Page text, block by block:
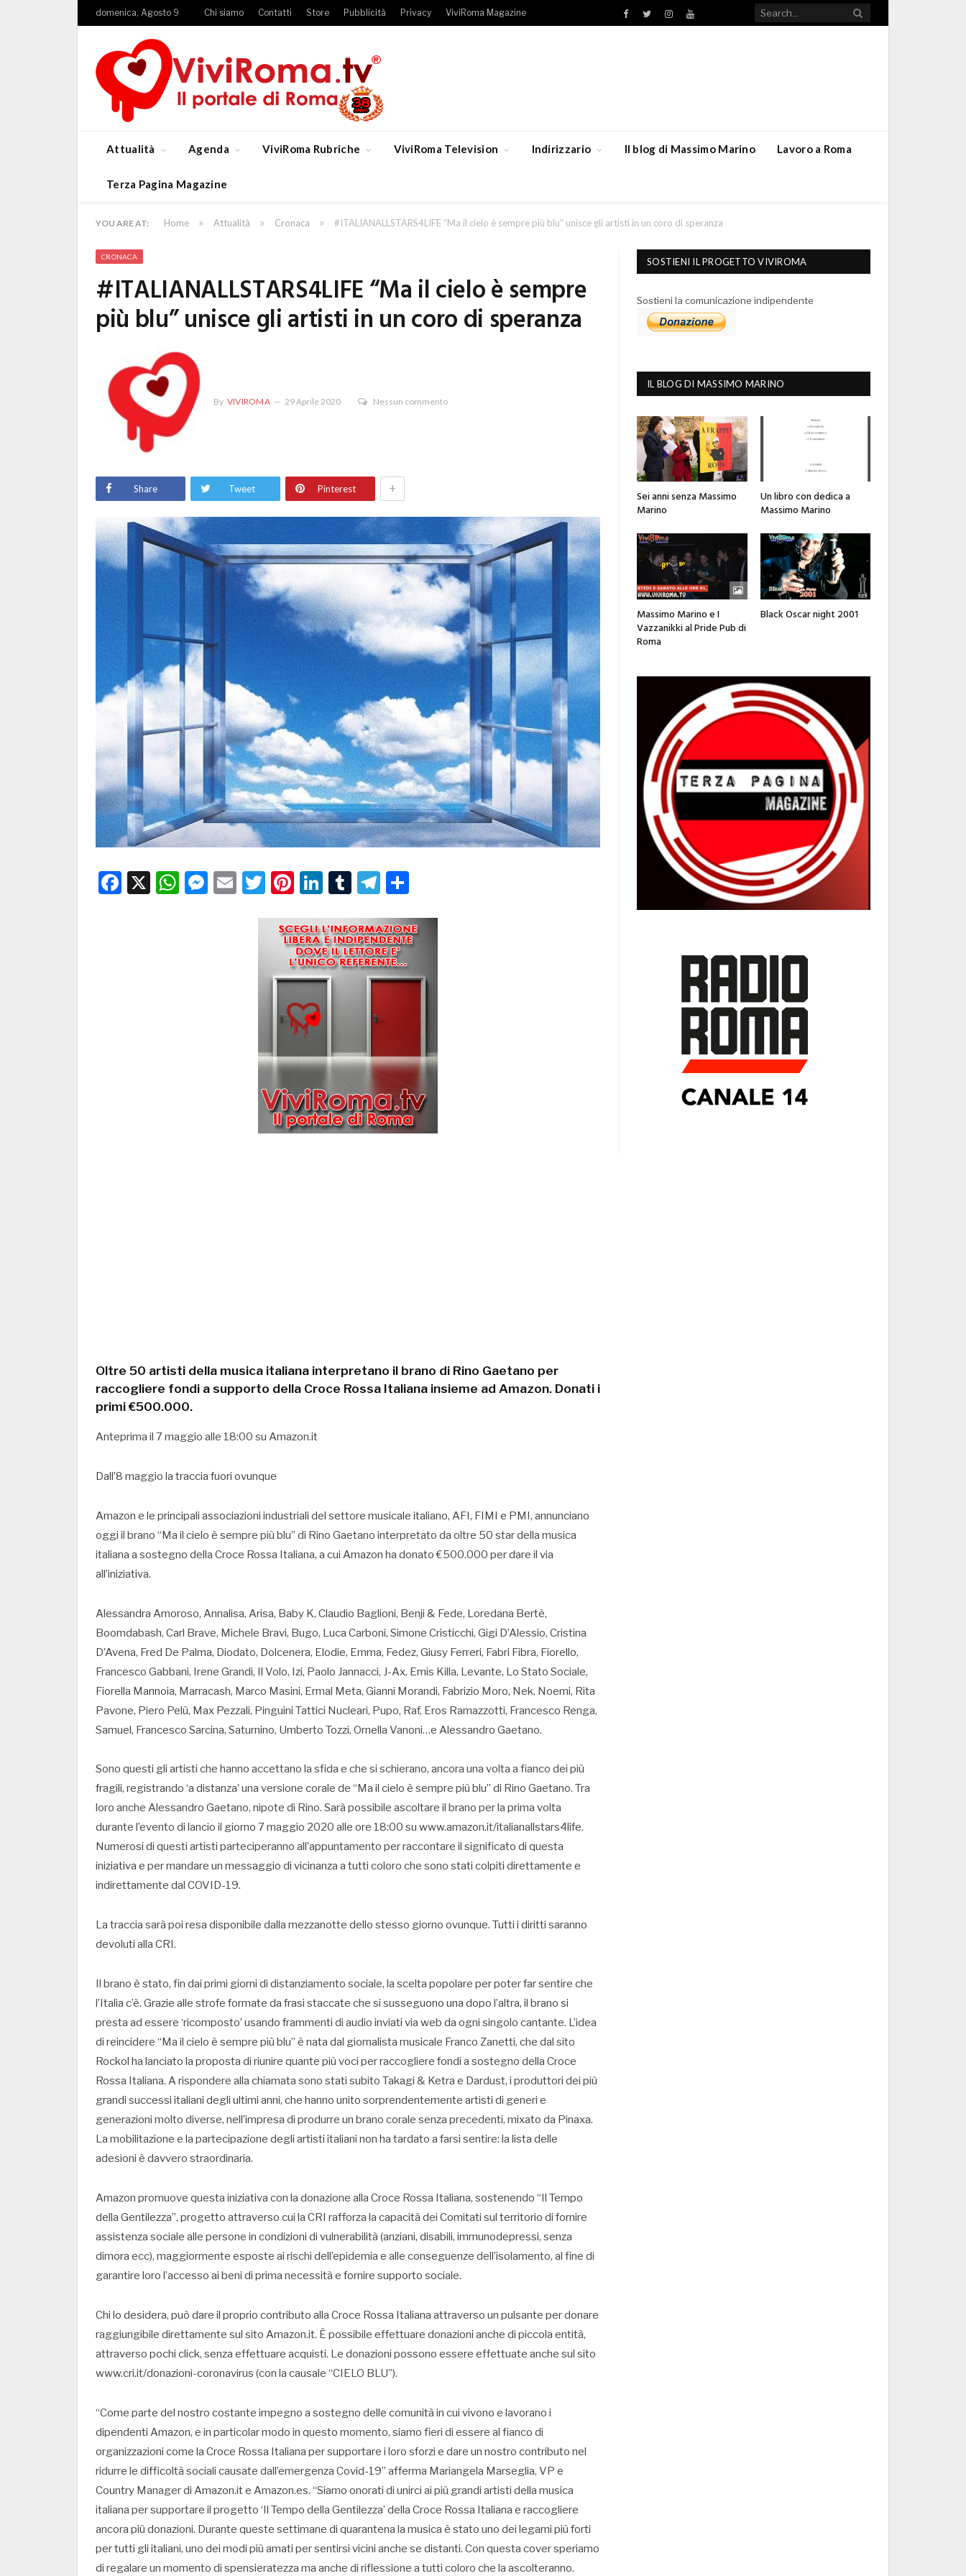
domenica, Agosto 9 Chi siamo Contatti Store Pubblicità Privacy ViviRoma Magazine Facebook
TwitterInstagramYouTube
Attualità Agenda ViviRoma Rubriche ViviRoma Television Indirizzario Il blog di Massimo Marino Lavoro a Roma
Terza Pagina Magazine
YOU ARE AT: Home » Attualità » Cronaca » #ITALIANALLSTARS4LIFE “Ma il cielo è sempre più blu” unisce gli artisti in un coro di speranza
CRONACA
#ITALIANALLSTARS4LIFE “Ma il cielo è sempre
più blu” unisce gli artisti in un coro di speranza
By VIVIROMA 29 Aprile 2020 Nessun commento
Share Tweet Pinterest +
Facebook
X WhatsApp
Messenger
EmailTwitter
Pinterest
LinkedIn
TumblrTelegram
Oltre 50 artisti della musica italiana interpretano il brano di Rino Gaetano per
raccogliere fondi a supporto della Croce Rossa Italiana insieme ad Amazon. Donati i
primi €500.000.
Anteprima il 7 maggio alle 18:00 su Amazon.it
Dall’8 maggio la traccia fuori ovunque
Amazon e le principali associazioni industriali del settore musicale italiano, AFI, FIMI e PMI, annunciano
oggi il brano “Ma il cielo è sempre più blu” di Rino Gaetano interpretato da oltre 50 star della musica
italiana a sostegno della Croce Rossa Italiana, a cui Amazon ha donato €500.000 per dare il via
all’iniziativa.
Alessandra Amoroso, Annalisa, Arisa, Baby K, Claudio Baglioni, Benji & Fede, Loredana Bertè,
Boomdabash, Carl Brave, Michele Bravi, Bugo, Luca Carboni, Simone Cristicchi, Gigi D’Alessio, Cristina
D’Avena, Fred De Palma, Diodato, Dolcenera, Elodie, Emma, Fedez, Giusy Ferreri, Fabri Fibra, Fiorello,
Francesco Gabbani, Irene Grandi, Il Volo, Izi, Paolo Jannacci, J-Ax, Emis Killa, Levante, Lo Stato Sociale,
Fiorella Mannoia, Marracash, Marco Masini, Ermal Meta, Gianni Morandi, Fabrizio Moro, Nek, Noemi, Rita
Pavone, Piero Pelù, Max Pezzali, Pinguini Tattici Nucleari, Pupo, Raf, Eros Ramazzotti, Francesco Renga,
Samuel, Francesco Sarcina, Saturnino, Umberto Tozzi, Ornella Vanoni…e Alessandro Gaetano.
Sono questi gli artisti che hanno accettano la sfida e che si schierano, ancora una volta a fianco dei più
fragili, registrando ‘a distanza’ una versione corale de “Ma il cielo è sempre più blu” di Rino Gaetano. Tra
loro anche Alessandro Gaetano, nipote di Rino. Sarà possibile ascoltare il brano per la prima volta
durante l’evento di lancio il giorno 7 maggio 2020 alle ore 18:00 su www.amazon.it/italianallstars4life.
Numerosi di questi artisti parteciperanno all’appuntamento per raccontare il significato di questa
iniziativa e per mandare un messaggio di vicinanza a tutti coloro che sono stati colpiti direttamente e
indirettamente dal COVID-19.
La traccia sarà poi resa disponibile dalla mezzanotte dello stesso giorno ovunque. Tutti i diritti saranno
devoluti alla CRI.
Il brano è stato, fin dai primi giorni di distanziamento sociale, la scelta popolare per poter far sentire che
l’Italia c’è. Grazie alle strofe formate da frasi staccate che si susseguono una dopo l’altra, il brano si
presta ad essere ‘ricomposto’ usando frammenti di audio inviati via web da ogni singolo cantante. L’idea
di reincidere “Ma il cielo è sempre più blu” è nata dal giornalista musicale Franco Zanetti, che dal sito
Rockol ha lanciato la proposta di riunire quante più voci per raccogliere fondi a sostegno della Croce
Rossa Italiana. A rispondere alla chiamata sono stati subito Takagi & Ketra e Dardust, i produttori dei più
grandi successi italiani degli ultimi anni, che hanno unito sorprendentemente artisti di generi e
generazioni molto diverse, nell’impresa di produrre un brano corale senza precedenti, mixato da Pinaxa.
La mobilitazione e la partecipazione degli artisti italiani non ha tardato a farsi sentire: la lista delle
adesioni è davvero straordinaria.
Amazon promuove questa iniziativa con la donazione alla Croce Rossa Italiana, sostenendo “Il Tempo
della Gentilezza”, progetto attraverso cui la CRI rafforza la capacità dei Comitati sul territorio di fornire
assistenza sociale alle persone in condizioni di vulnerabilità (anziani, disabili, immunodepressi, senza
dimora ecc), maggiormente esposte ai rischi dell’epidemia e alle conseguenze dell’isolamento, al fine di
garantire loro l’accesso ai beni di prima necessità e fornire supporto sociale.
Chi lo desidera, può dare il proprio contributo alla Croce Rossa Italiana attraverso un pulsante per donare
raggiungibile direttamente sul sito Amazon.it. È possibile effettuare donazioni anche di piccola entità,
attraverso pochi click, senza effettuare acquisti. Le donazioni possono essere effettuate anche sul sito
www.cri.it/donazioni-coronavirus (con la causale “CIELO BLU”).
“Come parte del nostro costante impegno a sostegno delle comunità in cui vivono e lavorano i
dipendenti Amazon, e in particolar modo in questo momento, siamo fieri di essere al fianco di
organizzazioni come la Croce Rossa Italiana per supportare i loro sforzi e dare un nostro contributo nel
ridurre le difficoltà sociali causate dall’emergenza Covid-19” afferma Mariangela Marseglia, VP e
Country Manager di Amazon.it e Amazon.es. “Siamo onorati di unirci ai più grandi artisti della musica
italiana per supportare il progetto ‘Il Tempo della Gentilezza’ della Croce Rossa Italiana e raccogliere
ancora più donazioni. Durante queste settimane di quarantena la musica è stato uno dei legami più forti
per tutti gli italiani, uno dei modi più amati per sentirsi vicini anche se distanti. Con questa cover speriamo
di regalare un momento di spensieratezza ma anche di riflessione a tutti coloro che la ascolteranno.
SOSTIENI IL PROGETTO VIVIROMA
Sostieni la comunicazione indipendente
IL BLOG DI MASSIMO MARINO
Sei anni senza Massimo
Marino
Un libro con dedica a
Massimo Marino
Massimo Marino e I
Vazzanikki al Pride Pub di
Roma
Black Oscar night 2001